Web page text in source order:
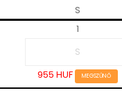
S
1
955 HUF MEGSZŰNŐ